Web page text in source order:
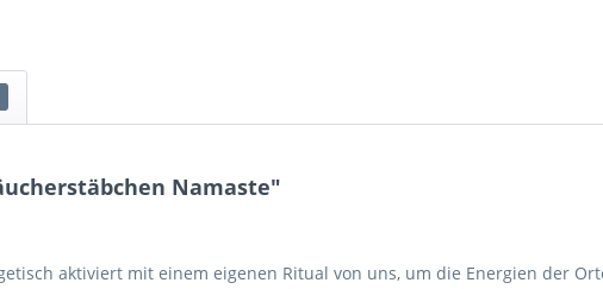
Namaste"
aktiviert mit einem eigenen Ritual von uns, um die Energien der